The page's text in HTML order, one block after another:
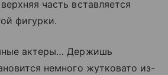
часть вставляется
фигурки.
актеры… Держишь
немного жутковато из-